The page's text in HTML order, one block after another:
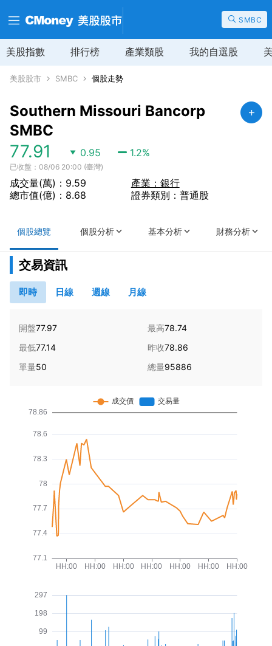
SMBC
美股指數 排行榜 產業類股 我的自選股
美股股市 SMBC 個股走勢
Southern Missouri Bancorp
SMBC
77.91 0.95 1.2%
已收盤：08/06 20:00 (臺灣)
成交量(萬)：9.59
總市值(億)：8.68
產業：銀行
證券類別：普通股
個股總覽 個股分析 基本分析 財務分析
交易資訊
即時 日線 週線 月線
開盤77.97 最高78.74
最低77.14 昨收78.86
單量50 總量95886